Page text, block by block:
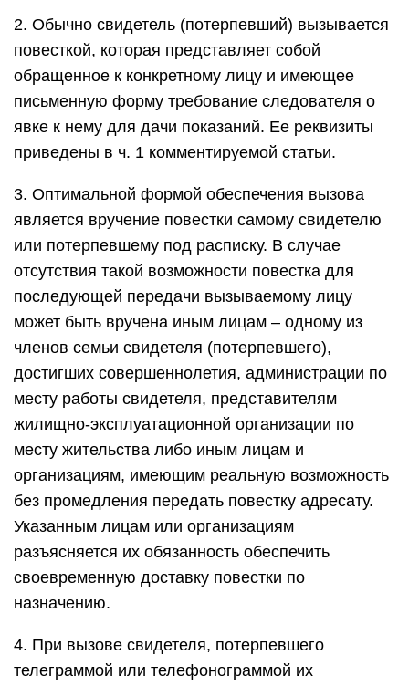
2. Обычно свидетель (потерпевший) вызывается
повесткой, которая представляет собой
обращенное к конкретному лицу и имеющее
письменную форму требование следователя о
явке к нему для дачи показаний. Ее реквизиты
приведены в ч. 1 комментируемой статьи.
3. Оптимальной формой обеспечения вызова
является вручение повестки самому свидетелю
или потерпевшему под расписку. В случае
отсутствия такой возможности повестка для
последующей передачи вызываемому лицу
может быть вручена иным лицам – одному из
членов семьи свидетеля (потерпевшего),
достигших совершеннолетия, администрации по
месту работы свидетеля, представителям
жилищно-эксплуатационной организации по
месту жительства либо иным лицам и
организациям, имеющим реальную возможность
без промедления передать повестку адресату.
Указанным лицам или организациям
разъясняется их обязанность обеспечить
своевременную доставку повестки по
назначению.
4. При вызове свидетеля, потерпевшего
телеграммой или телефонограммой их